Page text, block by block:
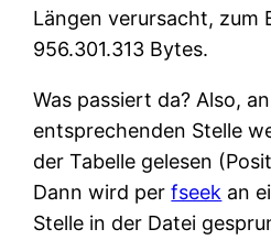
Längen verursacht, zum
956.301.313 Bytes.
Was passiert da? Also,
entsprechenden Stelle
der Tabelle gelesen
Dann wird perfseek an
Stelle in der Datei